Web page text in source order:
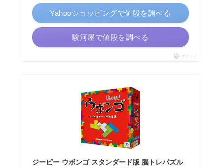
Yahooショッピングで値段を調べる
駿河屋で値段を調べる
ポチップ
ジーピー ウボンゴ スタンダード版 脳トレパズル